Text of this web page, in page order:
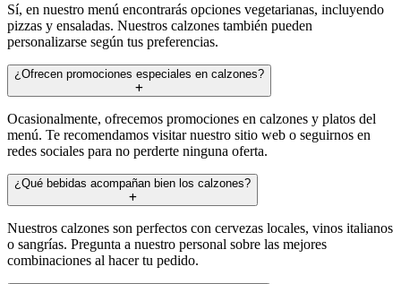
Sí, en nuestro menú encontrarás opciones vegetarianas, incluyendo
pizzas y ensaladas. Nuestros calzones también pueden
personalizarse según tus preferencias.
¿Ofrecen promociones especiales en calzones?
Ocasionalmente, ofrecemos promociones en calzones y platos del
menú. Te recomendamos visitar nuestro sitio web o seguirnos en
redes sociales para no perderte ninguna oferta.
¿Qué bebidas acompañan bien los calzones?
Nuestros calzones son perfectos con cervezas locales, vinos italianos
o sangrías. Pregunta a nuestro personal sobre las mejores
combinaciones al hacer tu pedido.